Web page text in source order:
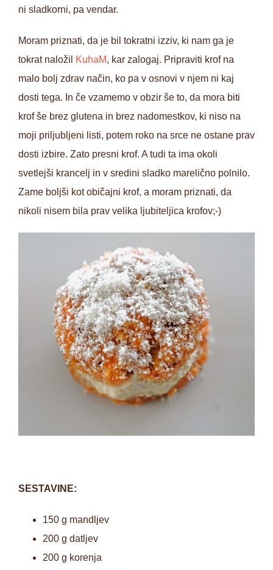
ni sladkorni, pa vendar.
Moram priznati, da je bil tokratni izziv, ki nam ga je
tokrat naložil
KuhaM, kar zalogaj. Pripraviti krof na
malo bolj zdrav način, ko pa v osnovi v njem ni kaj
dosti tega. In če vzamemo v obzir še to, da mora biti
krof še brez glutena in brez nadomestkov, ki niso na
moji priljubljeni listi, potem roko na srce ne ostane prav
dosti izbire. Zato presni krof. A tudi ta ima okoli
svetlejši krancelj in v sredini sladko marelično polnilo.
Zame boljši kot običajni krof, a moram priznati, da
nikoli nisem bila prav velika ljubiteljica krofov;-)
SESTAVINE:
150 g mandljev
200 g datljev
200 g korenja